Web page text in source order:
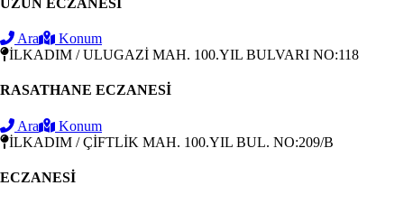
UZUN ECZANESİ
Ara
Konum
İLKADIM / ULUGAZİ MAH. 100.YIL BULVARI NO:118
RASATHANE ECZANESİ
Ara
Konum
İLKADIM / ÇİFTLİK MAH. 100.YIL BUL. NO:209/B
ECZANESİ